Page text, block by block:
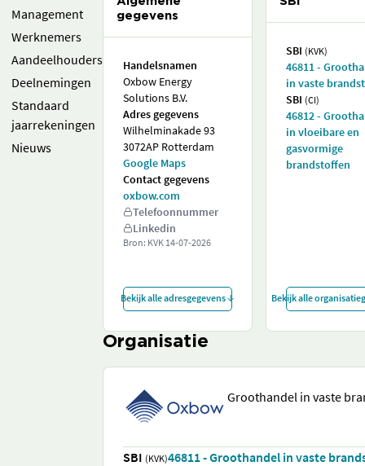
Management
Werknemers
Aandeelhouders
Deelnemingen
Standaard
jaarrekeningen
Nieuws
gegevens
Handelsnamen
Oxbow Energy
Solutions B.V.
Adres gegevens
Wilhelminakade 93
3072AP Rotterdam
Google Maps
Contact gegevens
oxbow.com
Telefoonnummer
Linkedin
Bron: KVK 14-07-2026
Bekijk alle adresgegevens
SBI (KVK)
46811 -
in vaste
SBI (CI)
46812 -
in vloeibare en
gasvormige
brandstoffen
Bekijk alle
Organisatie
Groothandel in vaste
SBI (KVK)46811 - Groothandel in vaste